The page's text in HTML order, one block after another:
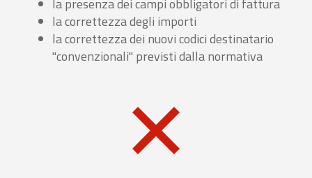
la presenza dei campi obbligatori di fattura
la correttezza degli importi
la correttezza dei nuovi codici destinatario
"convenzionali" previsti dalla normativa